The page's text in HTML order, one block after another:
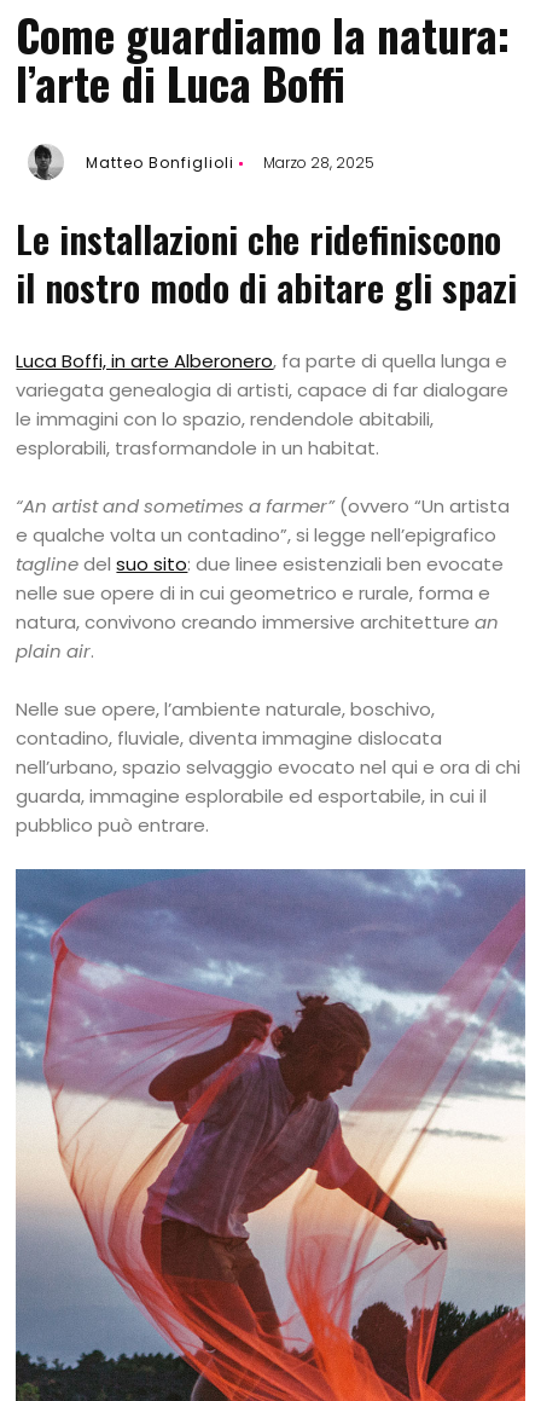
Come guardiamo la natura:
l’arte di Luca Boffi
Matteo Bonfiglioli Marzo 28, 2025
Le installazioni che ridefiniscono
il nostro modo di abitare gli spazi
Luca Boffi, in arte Alberonero, fa parte di quella lunga e
variegata genealogia di artisti, capace di far dialogare
le immagini con lo spazio, rendendole abitabili,
esplorabili, trasformandole in un habitat.
“An artist and sometimes a farmer”(ovvero “Un artista
e qualche volta un contadino”, si legge nell’epigrafico
taglinedelsuo sito: due linee esistenziali ben evocate
nelle sue opere di in cui geometrico e rurale, forma e
natura, convivono creando immersive architetturean
plain air.
Nelle sue opere, l’ambiente naturale, boschivo,
contadino, fluviale, diventa immagine dislocata
nell’urbano, spazio selvaggio evocato nel qui e ora di chi
guarda, immagine esplorabile ed esportabile, in cui il
pubblico può entrare.